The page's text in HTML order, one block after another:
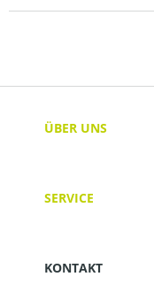
ÜBER UNS
SERVICE
KONTAKT